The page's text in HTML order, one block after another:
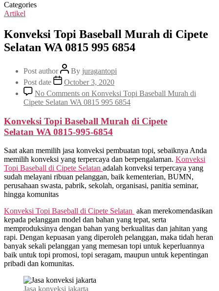
Categories
Artikel
Konveksi Topi Baseball Murah di Cipete
Selatan WA 0815 995 6854
Post author By juragantopi
Post date
October 3, 2020
No Comments on Konveksi Topi Baseball Murah di
Cipete Selatan WA 0815 995 6854
Konveksi Topi Baseball Murah di Cipete
Selatan WA 0815-995-6854
Saat akan memilih jasa konveksi pembuatan topi, sebaiknya Anda
memilih konveksi yang terpercaya dan berpengalaman. Konveksi
Topi Baseball di Cipete Selatan adalah konveksi terpercaya yang
sudah melayani ribuan pelanggan, baik kementerian, BUMN,
perusahaan swasta, pabrik, sekolah, organisasi, panitia seminar,
hingga komunitas
Konveksi Topi Baseball di Cipete Selatan akan merekomendasikan
kepada pelanggan model dan bahan yang tepat, serta
memproduksinya dengan bahan yang berkualitas dan jahitan yang
rapi. Dengan kepuasan yang diperoleh pelanggan, maka tidah heran
banyak sekali pelanggan yang memesan topi untuk keperluannya
baik untuk topi promosi, topi seragam, maupun untuk kepentingan
pribadi dan komunitas.
Jasa konveksi jakarta